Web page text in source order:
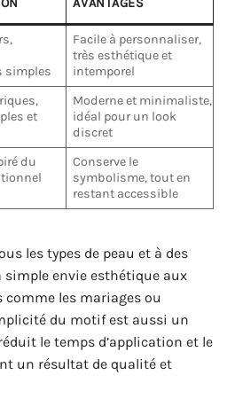
AVANTAGES
simples
Facile à personnaliser,
très esthétique et
intemporel
et
Moderne et minimaliste,
idéal pour un look
discret
du
Conserve le
symbolisme, tout en
restant accessible
les types de peau et à des
simple envie esthétique aux
les mariages ou
du motif est aussi un
le temps d’application et le
un résultat de qualité et